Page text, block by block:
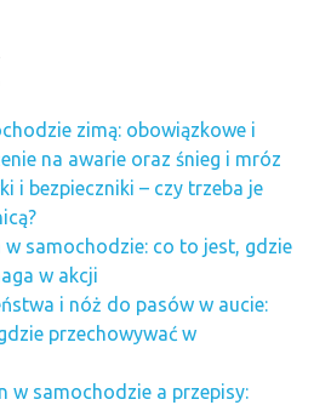
zimą: obowiązkowe i
na awarie oraz śnieg i mróz
i bezpieczniki – czy trzeba je
samochodzie: co to jest, gdzie
w akcji
i nóż do pasów w aucie:
przechowywać w
w samochodzie a przepisy: